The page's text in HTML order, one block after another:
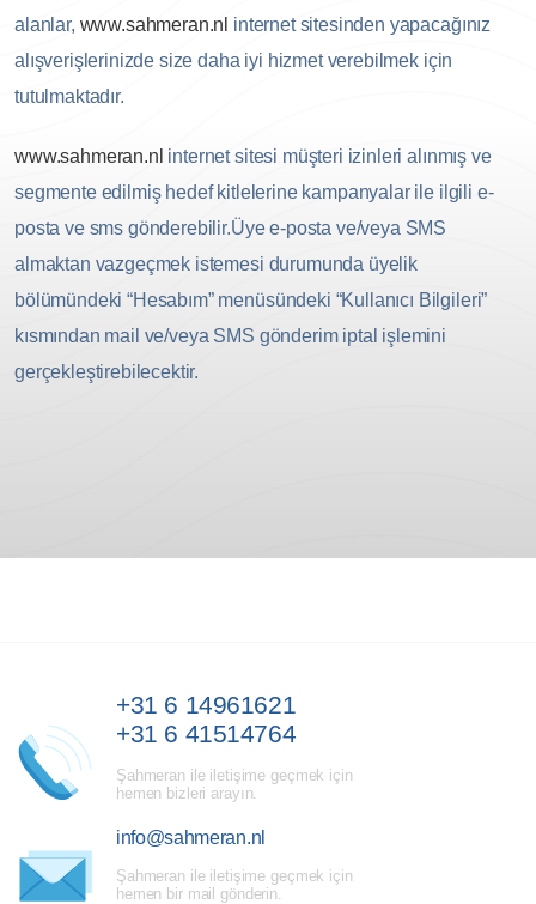
alanlar, www.sahmeran.nl internet sitesinden yapacağınız
alışverişlerinizde size daha iyi hizmet verebilmek için
tutulmaktadır.
www.sahmeran.nl internet sitesi müşteri izinleri alınmış ve
segmente edilmiş hedef kitlelerine kampanyalar ile ilgili e-
posta ve sms gönderebilir.Üye e-posta ve/veya SMS
almaktan vazgeçmek istemesi durumunda üyelik
bölümündeki “Hesabım” menüsündeki “Kullanıcı Bilgileri”
kısmından mail ve/veya SMS gönderim iptal işlemini
gerçekleştirebilecektir.
+31 6 14961621
+31 6 41514764
Şahmeran ile iletişime geçmek için
hemen bizleri arayın.
info@sahmeran.nl
Şahmeran ile iletişime geçmek için
hemen bir mail gönderin.